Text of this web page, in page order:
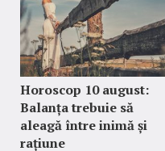
Horoscop 10 august:
Balanța trebuie să
aleagă între inimă și
rațiune